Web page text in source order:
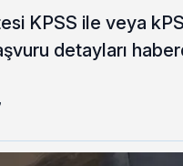
KPSS ile veya
detayları